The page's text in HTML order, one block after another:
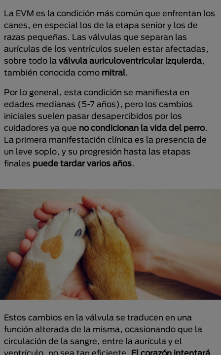
La EVM es la condición más común que enfrentan los
canes, en especial los de la etapa senior y los de
razas pequeñas. Las válvulas que separan las
aurículas de los ventrículos suelen estar afectadas,
sobre todo la válvula auriculoventricular izquierda,
también conocida como mitral.
Por lo general, esta condición se manifiesta en
edades medianas (5-7 años), pero los cambios
iniciales suelen pasar desapercibidos por los
cuidadores ya que no condicionan la vida del perro.
La primera manifestación clínica es la presencia de
un leve soplo, y su progresión hasta las etapas
finales puede tardar varios años.
Estos cambios en la válvula se traducen en una
función alterada de la misma, ocasionando que la
circulación de la sangre, entre la aurícula y el
ventrículo, no sea tan eficiente. El corazón intentará